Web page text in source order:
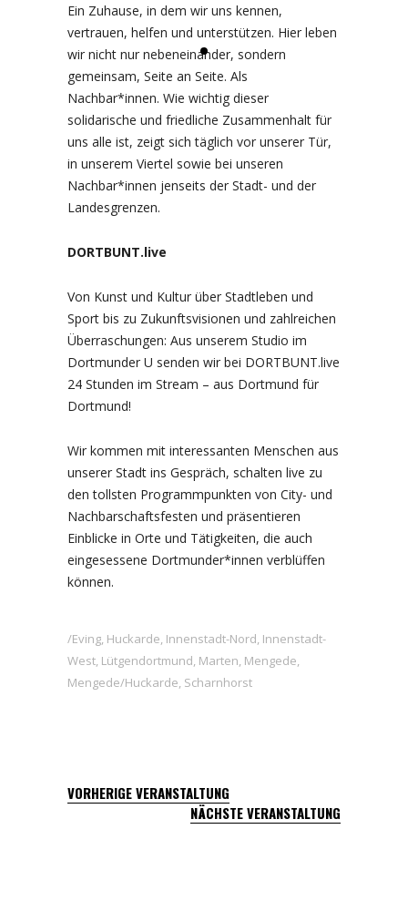
Ein Zuhause, in dem wir uns kennen,
vertrauen, helfen und unterstützen. Hier leben
wir nicht nur nebeneinander, sondern
gemeinsam, Seite an Seite. Als
Nachbar*innen. Wie wichtig dieser
solidarische und friedliche Zusammenhalt für
uns alle ist, zeigt sich täglich vor unserer Tür,
in unserem Viertel sowie bei unseren
Nachbar*innen jenseits der Stadt- und der
Landesgrenzen.
DORTBUNT.live
Von Kunst und Kultur über Stadtleben und
Sport bis zu Zukunftsvisionen und zahlreichen
Überraschungen: Aus unserem Studio im
Dortmunder U senden wir bei DORTBUNT.live
24 Stunden im Stream – aus Dortmund für
Dortmund!
Wir kommen mit interessanten Menschen aus
unserer Stadt ins Gespräch, schalten live zu
den tollsten Programmpunkten von City- und
Nachbarschaftsfesten und präsentieren
Einblicke in Orte und Tätigkeiten, die auch
eingesessene Dortmunder*innen verblüffen
können.
Eving, Huckarde, Innenstadt-Nord, Innenstadt-
West, Lütgendortmund, Marten, Mengede,
Mengede/Huckarde, Scharnhorst
VORHERIGE VERANSTALTUNG
NÄCHSTE VERANSTALTUNG